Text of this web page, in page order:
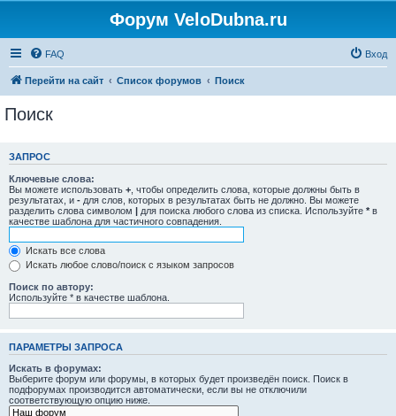
Форум VeloDubna.ru
FAQ Вход
Перейти на сайт Список форумов Поиск
Поиск
ЗАПРОС
Ключевые слова:
Вы можете использовать + , чтобы определить слова, которые должны быть в
результатах, и - для слов, которых в результатах быть не должно. Вы можете
разделить слова символом | для поиска любого слова из списка. Используйте * в
качестве шаблона для частичного совпадения.
Искать все слова
Искать любое слово/поиск с языком запросов
Поиск по автору:
Используйте * в качестве шаблона.
ПАРАМЕТРЫ ЗАПРОСА
Искать в форумах:
Выберите форум или форумы, в которых будет произведён поиск. Поиск в
подфорумах производится автоматически, если вы не отключили
соответствующую опцию ниже.